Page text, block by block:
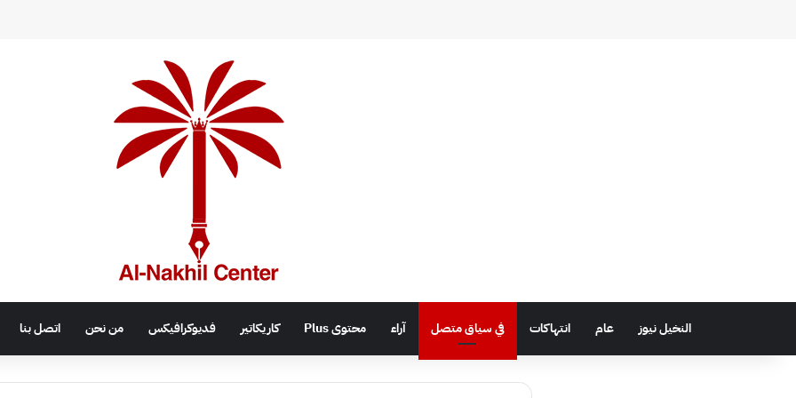
النخيل نيوز عام انتهاكات في سياق متصل آراء محتوى Plus كاريكاتير فديوكرافيكس من نحن اتصل بنا